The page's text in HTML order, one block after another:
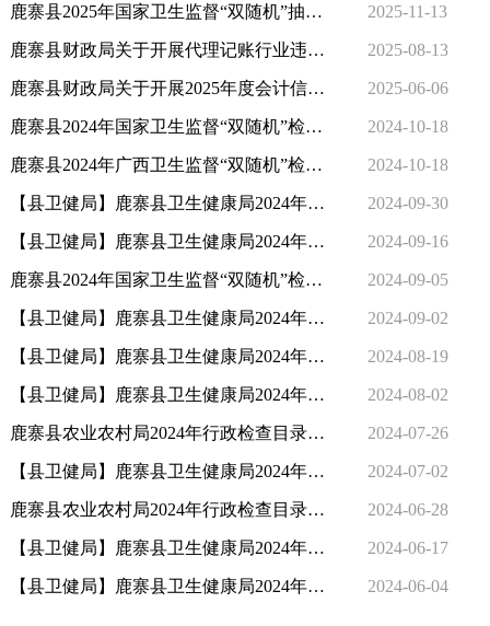
鹿寨县2025年国家卫生监督“双随机”抽查检测结果 2025-11-13
鹿寨县财政局关于开展代理记账行业违法违规行为专项整治工作的公告 2025-08-13
鹿寨县财政局关于开展2025年度会计信息质量监督检查工作的公告 2025-06-06
鹿寨县2024年国家卫生监督“双随机”检查结果公示 2024-10-18
鹿寨县2024年广西卫生监督“双随机”检查结果公示 2024-10-18
【县卫健局】鹿寨县卫生健康局2024年行政检查目录表（9月16日-9月30日） 2024-09-30
【县卫健局】鹿寨县卫生健康局2024年行政检查目录表（9月1日-9月15日） 2024-09-16
鹿寨县2024年国家卫生监督“双随机”检测结果公示 2024-09-05
【县卫健局】鹿寨县卫生健康局2024年行政检查目录表（8月16日-8月31日） 2024-09-02
【县卫健局】鹿寨县卫生健康局2024年行政检查目录表（8月1日-8月15日） 2024-08-19
【县卫健局】鹿寨县卫生健康局2024年行政检查目录表（7月16日-7月31日） 2024-08-02
鹿寨县农业农村局2024年行政检查目录表2024.07.01-07.31 2024-07-26
【县卫健局】鹿寨县卫生健康局2024年行政检查目录表（6月16日-6月30日） 2024-07-02
鹿寨县农业农村局2024年行政检查目录表2024.06.01-06.28 2024-06-28
【县卫健局】鹿寨县卫生健康局2024年行政检查目录表（6月1日-6月15日） 2024-06-17
【县卫健局】鹿寨县卫生健康局2024年行政检查目录表（5月16日-5月31日） 2024-06-04